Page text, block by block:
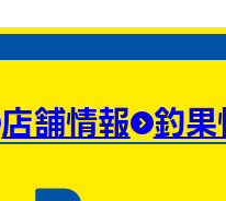
店舗情報 釣